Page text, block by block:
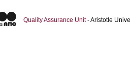
Quality Assurance Unit- Aristotle